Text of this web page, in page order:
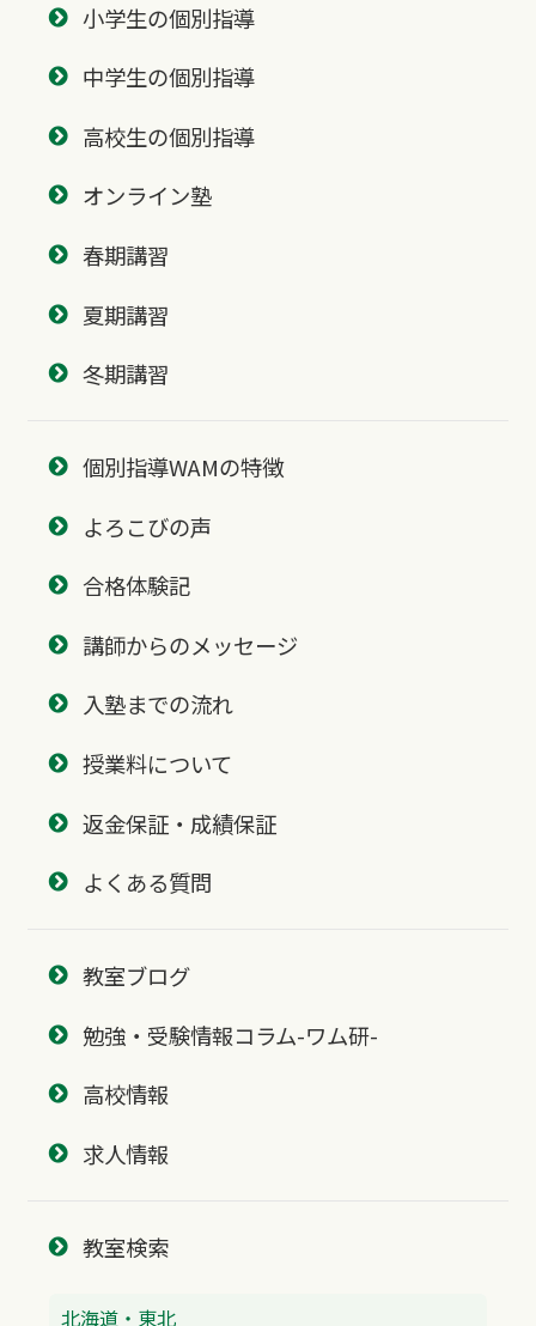
小学生の個別指導
中学生の個別指導
高校生の個別指導
オンライン塾
春期講習
夏期講習
冬期講習
個別指導WAMの特徴
よろこびの声
合格体験記
講師からのメッセージ
入塾までの流れ
授業料について
返金保証・成績保証
よくある質問
教室ブログ
勉強・受験情報コラム-ワム研-
高校情報
求人情報
教室検索
北海道・東北